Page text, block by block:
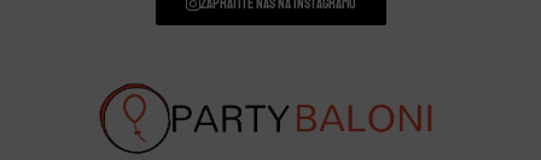
Zapratite nas na instagramu